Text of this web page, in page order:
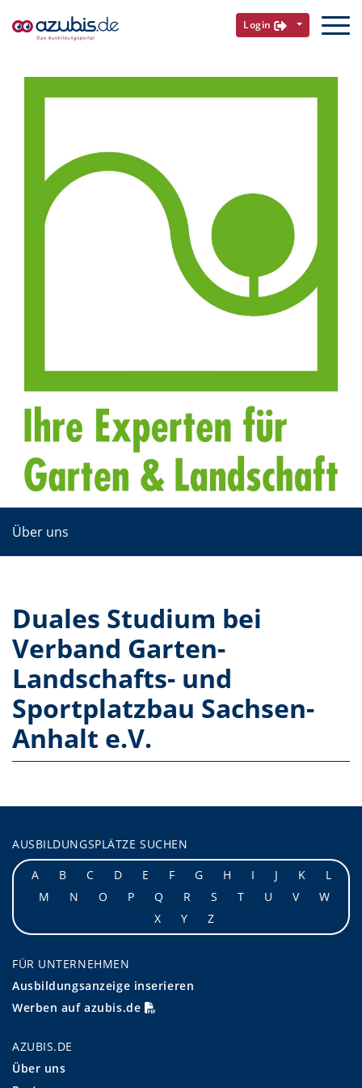
Login
Über uns
Duales Studium bei
Verband Garten-
Landschafts- und
Sportplatzbau Sachsen-
Anhalt e.V.
AUSBILDUNGSPLÄTZE SUCHEN
A
B C D E F G H I J K
L
M
N O P Q R S T U V
W
X
Y Z
FÜR UNTERNEHMEN
Ausbildungsanzeige inserieren
Werben auf azubis.de
AZUBIS.DE
Über uns